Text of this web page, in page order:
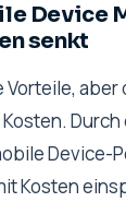
Device
senkt
Vorteile,
Kosten